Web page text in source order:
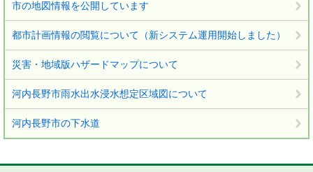
市の地図情報を公開しています
都市計画情報の閲覧について（新システム運用開始しました）
災害・地域版ハザードマップについて
河内長野市雨水出水浸水想定区域図について
河内長野市の下水道